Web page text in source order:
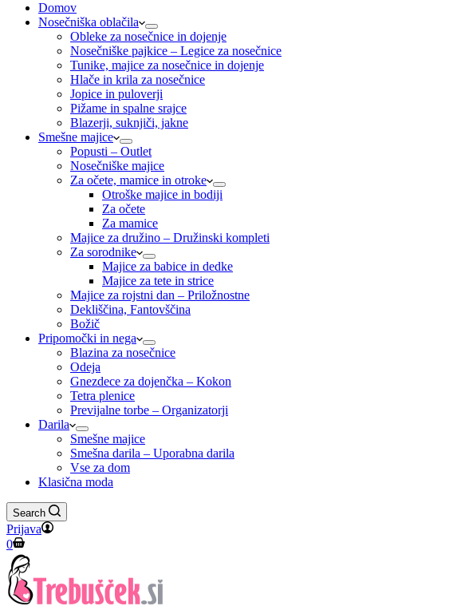
Domov
Nosečniška oblačila
Obleke za nosečnice in dojenje
Nosečniške pajkice – Legice za nosečnice
Tunike, majice za nosečnice in dojenje
Hlače in krila za nosečnice
Jopice in puloverji
Pižame in spalne srajce
Blazerji, suknjiči, jakne
Smešne majice
Popusti – Outlet
Nosečniške majice
Za očete, mamice in otroke
Otroške majice in bodiji
Za očete
Za mamice
Majice za družino – Družinski kompleti
Za sorodnike
Majice za babice in dedke
Majice za tete in strice
Majice za rojstni dan – Priložnostne
Dekliščina, Fantovščina
Božič
Pripomočki in nega
Blazina za nosečnice
Odeja
Gnezdece za dojenčka – Kokon
Tetra plenice
Previjalne torbe – Organizatorji
Darila
Smešne majice
Smešna darila – Uporabna darila
Vse za dom
Klasična moda
Search
Prijava
Shopping
cart
0